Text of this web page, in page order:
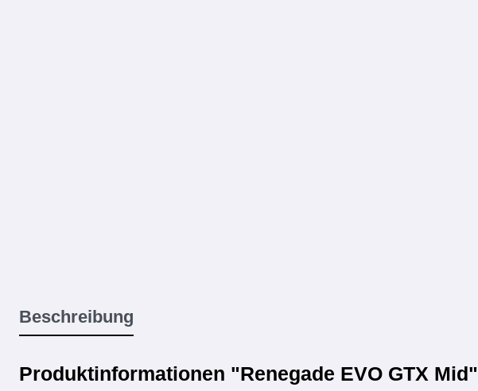
Beschreibung
Produktinformationen "Renegade EVO GTX Mid"